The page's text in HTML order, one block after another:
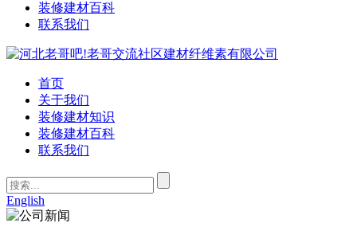
装修建材百科
联系我们
首页
关于我们
装修建材知识
装修建材百科
联系我们
English